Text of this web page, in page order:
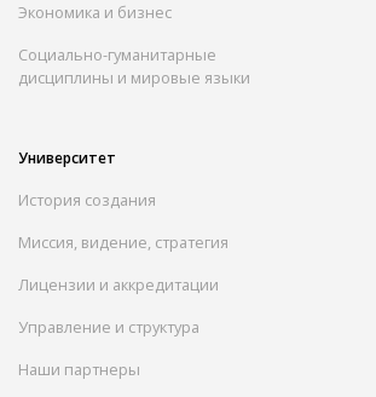
Экономика и бизнес
Социально-гуманитарные
дисциплины и мировые языки
Университет
История создания
Миссия, видение, стратегия
Лицензии и аккредитации
Управление и структура
Наши партнеры